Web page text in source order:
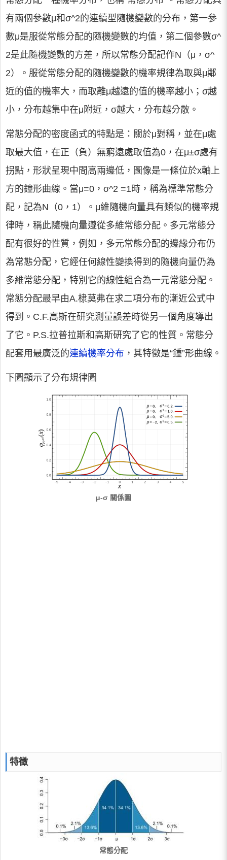
有兩個參數μ和σ^2的連續型隨機變數的分布，第一參
數μ是服從常態分配的隨機變數的均值，第二個參數σ^
2是此隨機變數的方差，所以常態分配記作N（μ，σ^
2）。服從常態分配的隨機變數的機率規律為取與μ鄰
近的值的機率大，而取離μ越遠的值的機率越小；σ越
小，分布越集中在μ附近，σ越大，分布越分散。
常態分配的密度函式的特點是：關於μ對稱，並在μ處
取最大值，在正（負）無窮遠處取值為0，在μ±σ處有
拐點，形狀呈現中間高兩邊低，圖像是一條位於x軸上
方的鐘形曲線。當μ=0，σ^2 =1時，稱為標準常態分
配，記為N（0，1）。μ維隨機向量具有類似的機率規
律時，稱此隨機向量遵從多維常態分配。多元常態分
配有很好的性質，例如，多元常態分配的邊緣分布仍
為常態分配，它經任何線性變換得到的隨機向量仍為
多維常態分配，特別它的線性組合為一元常態分配。
常態分配最早由A.棣莫弗在求二項分布的漸近公式中
得到。C.F.高斯在研究測量誤差時從另一個角度導出
了它。P.S.拉普拉斯和高斯研究了它的性質。常態分
配套用最廣泛的連續機率分布 ，其特徵是“鍾”形曲線。
下圖顯示了分布規律圖
μ-σ 關係圖
特徵
常態分配